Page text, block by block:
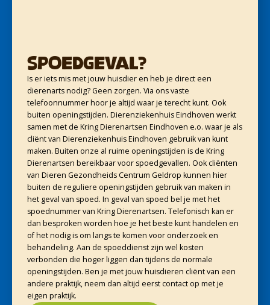
Spoedgeval?
Is er iets mis met jouw huisdier en heb je direct een
dierenarts nodig? Geen zorgen. Via ons vaste
telefoonnummer hoor je altijd waar je terecht kunt. Ook
buiten openingstijden. Dierenziekenhuis Eindhoven werkt
samen met de Kring Dierenartsen Eindhoven e.o. waar je als
cliënt van Dierenziekenhuis Eindhoven gebruik van kunt
maken. Buiten onze al ruime openingstijden is de Kring
Dierenartsen bereikbaar voor spoedgevallen. Ook cliënten
van Dieren Gezondheids Centrum Geldrop kunnen hier
buiten de reguliere openingstijden gebruik van maken in
het geval van spoed. In geval van spoed bel je met het
spoednummer van Kring Dierenartsen. Telefonisch kan er
dan besproken worden hoe je het beste kunt handelen en
of het nodig is om langs te komen voor onderzoek en
behandeling. Aan de spoeddienst zijn wel kosten
verbonden die hoger liggen dan tijdens de normale
openingstijden. Ben je met jouw huisdieren cliënt van een
andere praktijk, neem dan altijd eerst contact op met je
eigen praktijk.